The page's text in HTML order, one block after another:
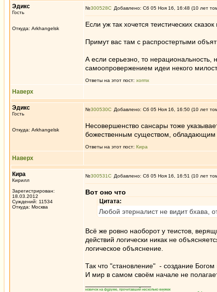
Эдикc
Гость
Откуда: Arkhangelsk
№300528 Добавлено: Сб 05 Ноя 16, 16:48 (10 лет
Если уж так хочется теистических
Примут вас там с распростертыми
А если серьезно, то нерациональность,
самоопровержением идеи некого
Ответы на этот пост: xormx
Наверх
Эдикc
Гость
Откуда: Arkhangelsk
№300530 Добавлено: Сб 05 Ноя 16, 16:50 (10 лет
Несовершенство сансары тоже
божественным существом, обладающим
Ответы на этот пост: Кира
Наверх
Кира
Кирилл
Зарегистрирован:
18.03.2012
Суждений: 11534
Откуда: Москва
№300531 Добавлено: Сб 05 Ноя 16, 16:51 (10 лет
Вот оно что
Цитата:
Любой этерналист не видит бхава,
Всё же ровно наоборот у теистов,
действий логически никак не
логическое объяснение.
Так что "становление" - создание
И мир в самом своём начале не
новичок на форуме, прочитавший несколько книжек